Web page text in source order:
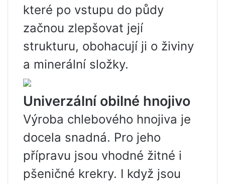
které po vstupu do půdy
začnou zlepšovat její
strukturu, obohacují ji o živiny
a minerální složky.
Univerzální obilné hnojivo
Výroba chlebového hnojiva je
docela snadná. Pro jeho
přípravu jsou vhodné žitné i
pšeničné krekry. I když jsou